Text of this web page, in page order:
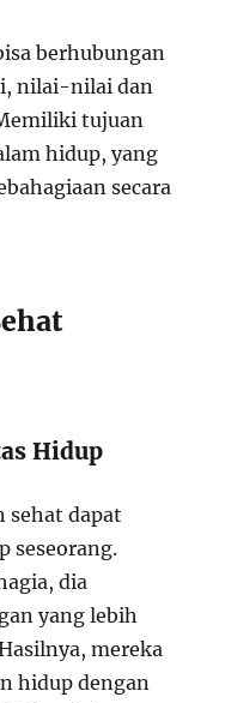
berhubungan
nilai-nilai dan
tujuan
hidup, yang
secara
Hidup
sehat dapat
seseorang.
dia
yang lebih
mereka
hidup dengan